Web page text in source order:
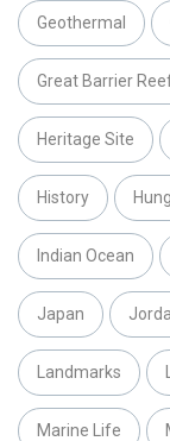
Geothermal
Great Barrier
Heritage Site
History
Indian Ocean
Japan
Landmarks
Marine Life